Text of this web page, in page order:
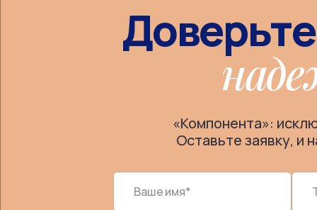
«Компонента»:
Оставьте заявку, и
Ваше имя*